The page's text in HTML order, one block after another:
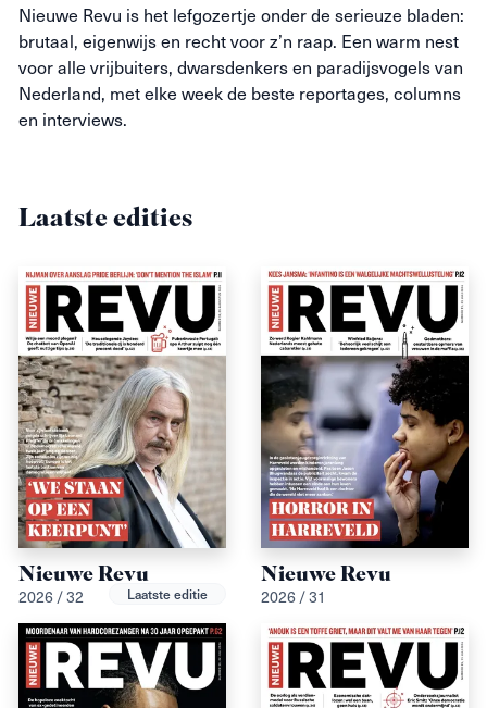
Nieuwe Revu is het lefgozertje onder de serieuze bladen:
brutaal, eigenwijs en recht voor z’n raap. Een warm nest
voor alle vrijbuiters, dwarsdenkers en paradijsvogels van
Nederland, met elke week de beste reportages, columns
en interviews.
Laatste edities
Nieuwe Revu
2026 / 32 Laatste editie
Nieuwe Revu
2026 / 31